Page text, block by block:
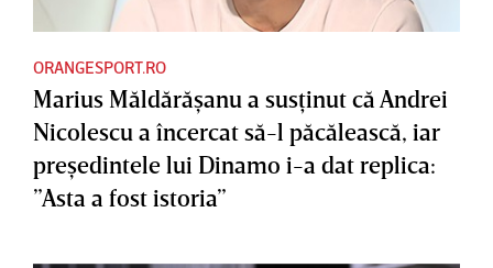
ORANGESPORT.RO
Marius Măldărăşanu a susţinut că Andrei
Nicolescu a încercat să-l păcălească, iar
preşedintele lui Dinamo i-a dat replica:
”Asta a fost istoria”